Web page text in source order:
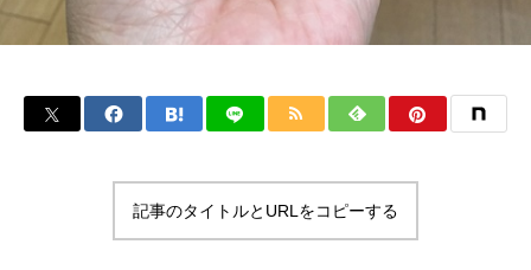
記事のタイトルとURLをコピーする